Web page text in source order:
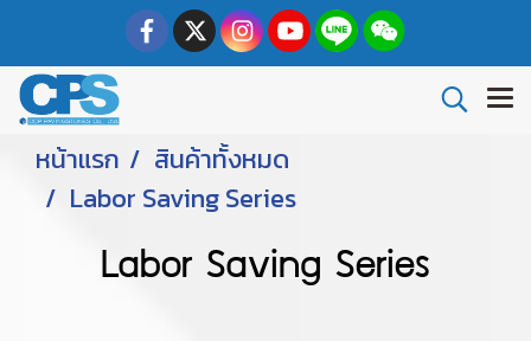
หน้าแรก
สินค้าทั้งหมด
Labor Saving Series
Labor Saving Series